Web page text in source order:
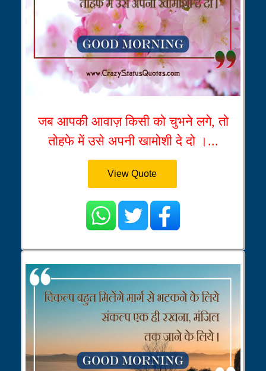
जब आपकी आवाज़ किसी को चुभने लगे, तो
तोहफे में उसे अपनी खामोशी दे दो ।...
View Quote